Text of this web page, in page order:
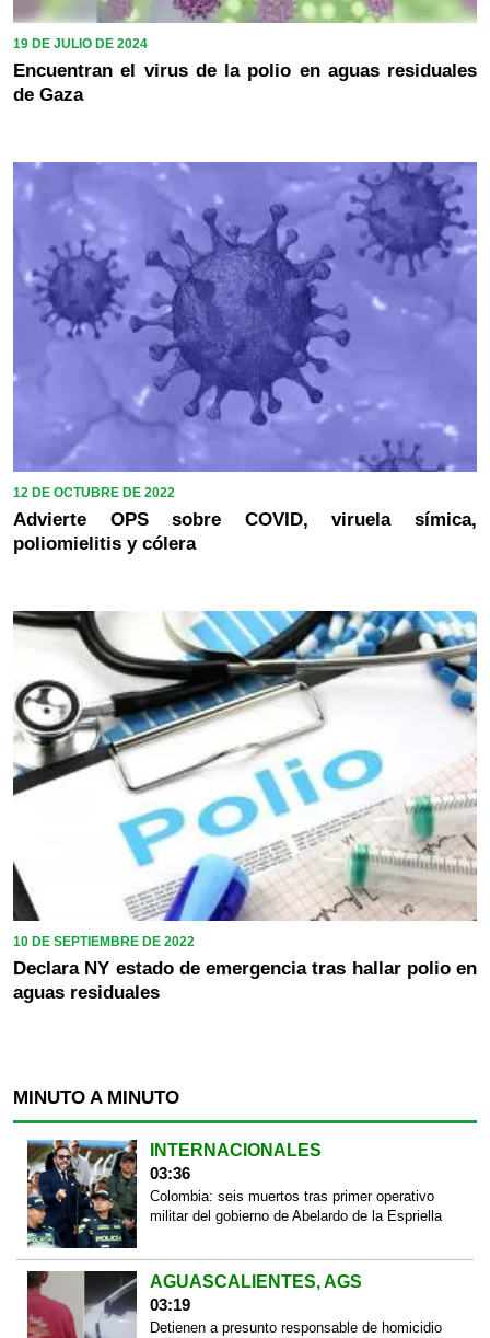
19 DE JULIO DE 2024
Encuentran el virus de la polio en aguas residuales
de Gaza
12 DE OCTUBRE DE 2022
Advierte OPS sobre COVID, viruela símica,
poliomielitis y cólera
10 DE SEPTIEMBRE DE 2022
Declara NY estado de emergencia tras hallar polio en
aguas residuales
MINUTO A MINUTO
INTERNACIONALES
03:36
Colombia: seis muertos tras primer operativo
militar del gobierno de Abelardo de la Espriella
AGUASCALIENTES, AGS
03:19
Detienen a presunto responsable de homicidio